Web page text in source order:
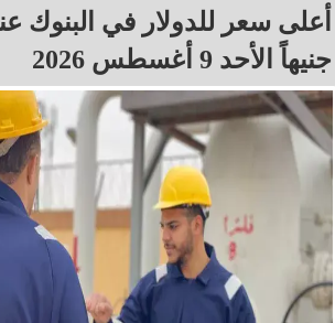
جنيهاً الأحد 9 أغسطس 2026